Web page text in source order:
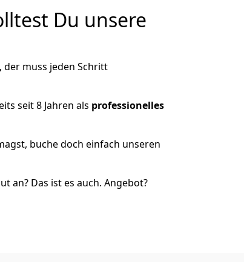
Du unsere
muss jeden Schritt
seit 8 Jahren als professionelles
buche doch einfach unseren
an? Das ist es auch. Angebot?